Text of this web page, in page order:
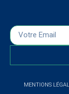
MENTIONS